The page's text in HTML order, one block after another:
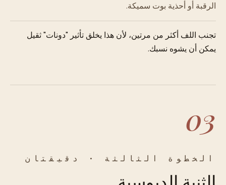
الرقبة أو أحذية بوت سميكة.
تجنب اللف أكثر من مرتين، لأن هذا يخلق تأثير "دونات" ثقيل
يمكن أن يشوه نسبك.
03
الخطوة الثالثة · دقيقتان